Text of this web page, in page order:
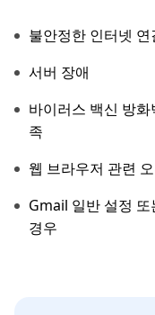
불안정한 인터넷 연
서버 장애
바이러스 백신 방
족
웹 브라우저 관련
Gmail 일반 설정
경우